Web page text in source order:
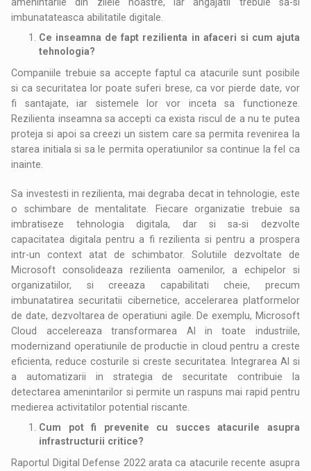
imbunatateasca abilitatile digitale.
Ce inseamna de fapt rezilienta in afaceri si cum ajuta
tehnologia?
Companiile trebuie sa accepte faptul ca atacurile sunt posibile
si ca securitatea lor poate suferi brese, ca vor pierde date, vor
fi santajate, iar sistemele lor vor inceta sa functioneze.
Rezilienta inseamna sa accepti ca exista riscul de a nu te putea
proteja si apoi sa creezi un sistem care sa permita revenirea la
starea initiala si sa le permita operatiunilor sa continue la fel ca
inainte.
Sa investesti in rezilienta, mai degraba decat in tehnologie, este
o schimbare de mentalitate. Fiecare organizatie trebuie sa
imbratiseze tehnologia digitala, dar si sa-si dezvolte
capacitatea digitala pentru a fi rezilienta si pentru a prospera
intr-un context atat de schimbator. Solutiile dezvoltate de
Microsoft consolideaza rezilienta oamenilor, a echipelor si
organizatiilor, si creeaza capabilitati cheie, precum
imbunatatirea securitatii cibernetice, accelerarea platformelor
de date, dezvoltarea de operatiuni agile. De exemplu, Microsoft
Cloud accelereaza transformarea AI in toate industriile,
modernizand operatiunile de productie in cloud pentru a creste
eficienta, reduce costurile si creste securitatea. Integrarea AI si
a automatizarii in strategia de securitate contribuie la
detectarea amenintarilor si permite un raspuns mai rapid pentru
medierea activitatilor potential riscante.
Cum pot fi prevenite cu succes atacurile asupra
infrastructurii critice?
Raportul Digital Defense 2022 arata ca atacurile recente asupra